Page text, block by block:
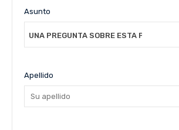
Asunto
UNA PREGUNTA SOBRE ESTA PROPIEDAD
Apellido